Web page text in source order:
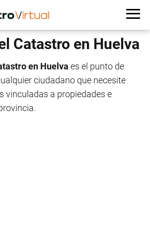
Catastro en Huelva
en Huelva es el punto de
ciudadano que necesite
vinculadas a propiedades e